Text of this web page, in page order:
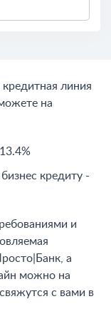
кредитная линия
на
кредиту -
и
а
на
с вами в